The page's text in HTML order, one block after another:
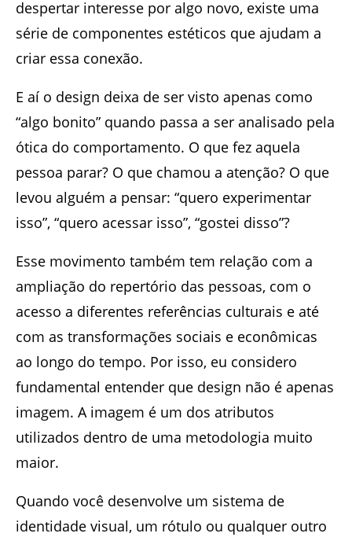
despertar interesse por algo novo, existe uma
série de componentes estéticos que ajudam a
criar essa conexão.
E aí o design deixa de ser visto apenas como
“algo bonito” quando passa a ser analisado pela
ótica do comportamento. O que fez aquela
pessoa parar? O que chamou a atenção? O que
levou alguém a pensar: “quero experimentar
isso”, “quero acessar isso”, “gostei disso”?
Esse movimento também tem relação com a
ampliação do repertório das pessoas, com o
acesso a diferentes referências culturais e até
com as transformações sociais e econômicas
ao longo do tempo. Por isso, eu considero
fundamental entender que design não é apenas
imagem. A imagem é um dos atributos
utilizados dentro de uma metodologia muito
maior.
Quando você desenvolve um sistema de
identidade visual, um rótulo ou qualquer outro